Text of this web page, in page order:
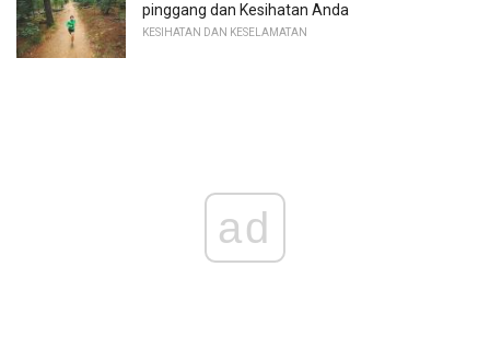
pinggang dan Kesihatan Anda
KESIHATAN DAN KESELAMATAN
ad